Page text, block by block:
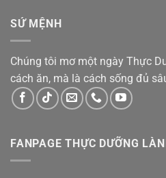
SỨ MỆNH
Chúng tôi mơ một ngày Thực
cách ăn, mà là cách sống đủ
FANPAGE THỰC DƯỠNG